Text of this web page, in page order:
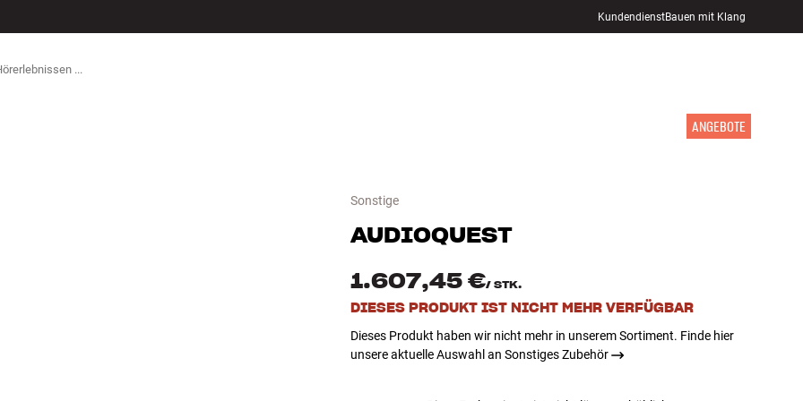
KundendienstBauen mit Klang
ANGEBOTE
Sonstige
AUDIOQUEST
1.607,45 €/ STK.
DIESES PRODUKT IST NICHT MEHR VERFÜGBAR
Dieses Produkt haben wir nicht mehr in unserem Sortiment. Finde hier
unsere aktuelle Auswahl an Sonstiges Zubehör